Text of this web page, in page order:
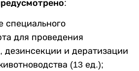
специального
для проведения
дезинсекции и дератизации
(13 ед.);